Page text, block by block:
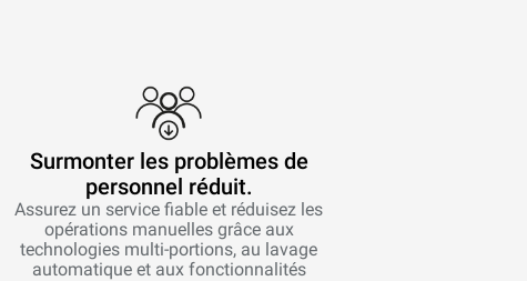
Surmonter les problèmes de
personnel réduit.
Assurez un service fiable et réduisez les
opérations manuelles grâce aux
technologies multi-portions, au lavage
automatique et aux fonctionnalités